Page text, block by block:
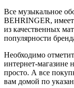
Все музыкальное
BEHRINGER,
из качественных
популярности
Необходимо
интернет-магазине
просто. А все
вам домой по